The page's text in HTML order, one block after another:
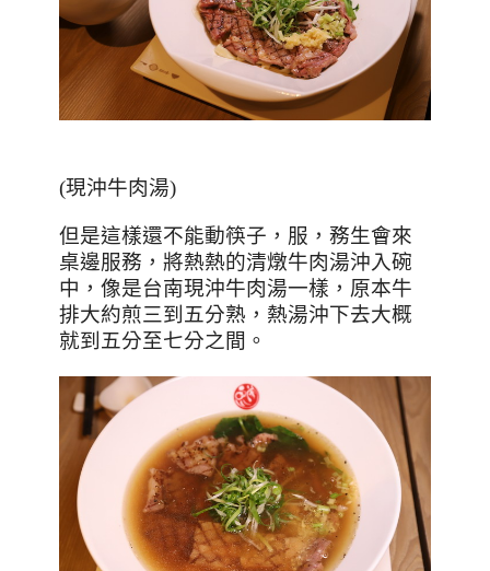
(現沖牛肉湯)
但是這樣還不能動筷子，服，務生會來
桌邊服務，將熱熱的清燉牛肉湯沖入碗
中，像是台南現沖牛肉湯一樣，原本牛
排大約煎三到五分熟，熱湯沖下去大概
就到五分至七分之間。